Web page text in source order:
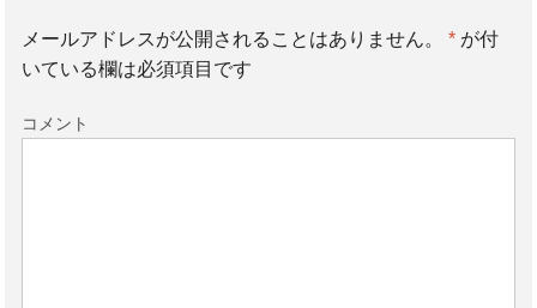
メールアドレスが公開されることはありません。 *が付
いている欄は必須項目です
コメント